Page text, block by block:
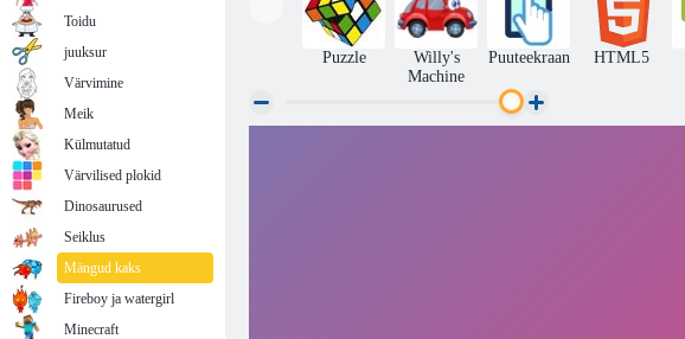
Kullapalavik
Aardejaht
Puzzle
Willy's
Machine
Puuteekraan HTML5
Toidu
juuksur
Värvimine
Meik
Külmutatud
Värvilised plokid
Dinosaurused
Seiklus
Mängud kaks
Fireboy ja watergirl
Minecraft